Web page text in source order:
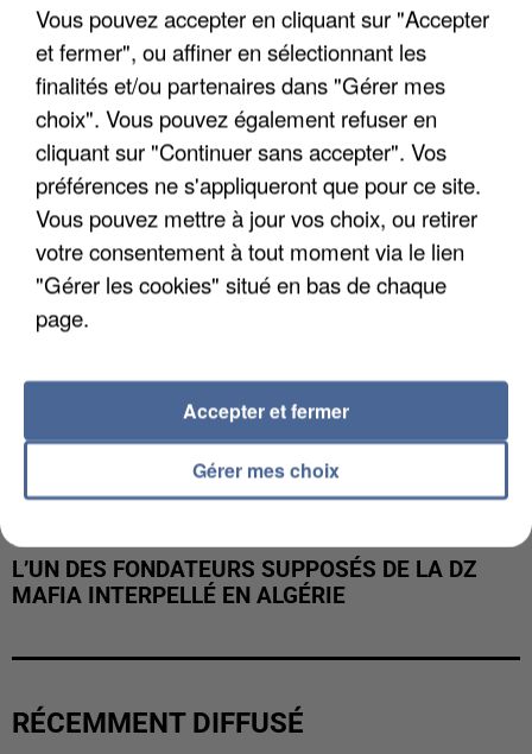
APRÈS TOUTES CES CANICULES, LES REFUGES
DE FAUNE SAUVAGE SONT...
L’UN DES FONDATEURS SUPPOSÉS DE LA DZ
MAFIA INTERPELLÉ EN ALGÉRIE
RÉCEMMENT DIFFUSÉ
Vous pouvez accepter en cliquant sur "Accepter
et fermer", ou affiner en sélectionnant les
finalités et/ou partenaires dans "Gérer mes
choix". Vous pouvez également refuser en
cliquant sur "Continuer sans accepter". Vos
préférences ne s'appliqueront que pour ce site.
Vous pouvez mettre à jour vos choix, ou retirer
votre consentement à tout moment via le lien
"Gérer les cookies" situé en bas de chaque
page.
Gérer mes choix
Accepter et fermer